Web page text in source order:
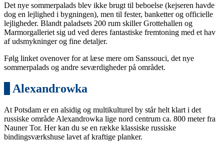
Det nye sommerpalads blev ikke brugt til beboelse (kejseren havde
dog en lejlighed i bygningen), men til fester, banketter og officielle
lejligheder. Blandt paladsets 200 rum skiller Grottehallen og
Marmorgalleriet sig ud ved deres fantastiske fremtoning med et hav
af udsmykninger og fine detaljer.
Følg linket ovenover for at læse mere om Sanssouci, det nye
sommerpalads og andre seværdigheder på området.
Alexandrowka
At Potsdam er en alsidig og multikulturel by står helt klart i det
russiske område Alexandrowka lige nord centrum ca. 800 meter fra
Nauner Tor. Her kan du se en række klassiske russiske
bindingsværkshuse lavet af kraftige planker.